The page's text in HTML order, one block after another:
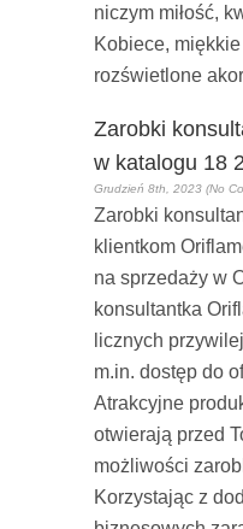
niczym miłość,
Kobiece, miękkie
rozświetlone
Zarobki
w katalogu 18
Grudzień 8th, 2023 (No
Zarobki
klientkom
na sprzedaży w
konsultantka
licznych
m.in. dostęp do
Atrakcyjne
otwierają przed
możliwości
Korzystając z